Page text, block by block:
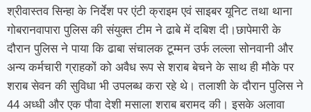
श्रीवास्तव सिन्हा के निर्देश पर एंटी क्राइम एवं साइबर यूनिट तथा थाना
गोबरानवापारा पुलिस की संयुक्त टीम ने ढाबे में दबिश दी।छापेमारी के
दौरान पुलिस ने पाया कि ढाबा संचालक टूम्मन उर्फ लल्ला सोनवानी और
अन्य कर्मचारी ग्राहकों को अवैध रूप से शराब बेचने के साथ ही मौके पर
शराब सेवन की सुविधा भी उपलब्ध करा रहे थे। तलाशी के दौरान पुलिस ने
44 अध्धी और एक पौवा देशी मसाला शराब बरामद की। इसके अलावा